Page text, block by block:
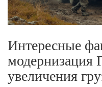
Интересные
модернизация
увеличения